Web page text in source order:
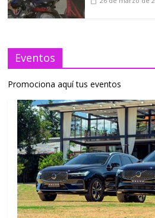
Eventos
Promociona aquí tus eventos